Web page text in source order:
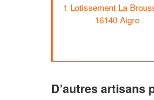
1 Lotissement La
16140 Aigre
D’autres artisans